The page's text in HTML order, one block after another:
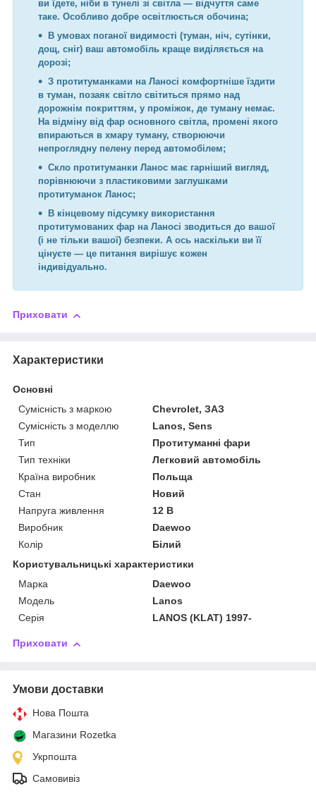
ви їдете, ніби в тунелі зі світла — відчуття саме
таке. Особливо добре освітлюється обочина;
В умовах поганої видимості (туман, ніч, сутінки,
дощ, сніг) ваш автомобіль краще виділяється на
дорозі;
З протитуманками на Ланосі комфортніше їздити
в туман, позаяк світло світиться прямо над
дорожнім покриттям, у проміжок, де туману немає.
На відміну від фар основного світла, промені якого
впираються в хмару туману, створюючи
непроглядну пелену перед автомобілем;
Скло протитуманки Ланос має гарніший вигляд,
порівнюючи з пластиковими заглушками
протитуманок Ланос;
В кінцевому підсумку використання
протитумованих фар на Ланосі зводиться до вашої
(і не тільки вашої) безпеки. А ось наскільки ви її
цінуєте — це питання вирішує кожен
індивідуально.
Приховати
Характеристики
Основні
Сумісність з маркою
Chevrolet, ЗАЗ
Сумісність з моделлю
Lanos, Sens
Тип
Протитуманні фари
Тип техніки
Легковий автомобіль
Країна виробник
Польща
Стан
Новий
Напруга живлення
12 В
Виробник
Daewoo
Колір
Білий
Користувальницькі характеристики
Марка
Daewoo
Модель
Lanos
Серія
LANOS (KLAT) 1997-
Приховати
Умови доставки
Нова Пошта
Магазини Rozetka
Укрпошта
Самовивіз